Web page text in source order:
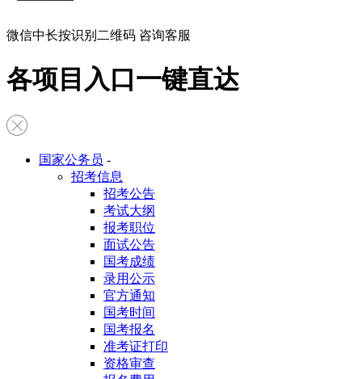
微信中长按识别二维码 咨询客服
各项目入口一键直达
国家公务员 -
招考信息
招考公告
考试大纲
报考职位
面试公告
国考成绩
录用公示
官方通知
国考时间
国考报名
准考证打印
资格审查